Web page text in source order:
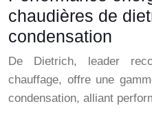
chaudières de
condensation
De Dietrich, leader
chauffage, offre une
condensation, alliant